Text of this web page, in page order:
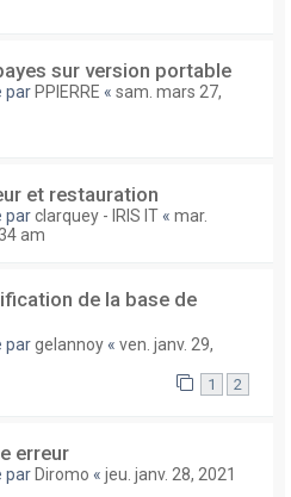
sur version portable
par PPIERRE « sam. mars 27,
et restauration
parclarquey - IRIS IT « mar.
am
de la base de
pargelannoy « ven. janv. 29,
1 2
erreur
par Diromo « jeu. janv. 28, 2021